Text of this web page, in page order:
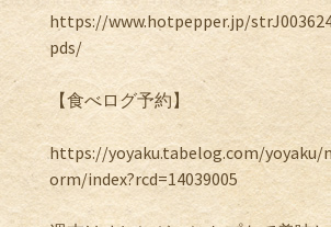
https://www.hotpepper.jp/
pds/
【食べログ予約】
https://yoyaku.tabelog.com/
orm/index?rcd=14039005